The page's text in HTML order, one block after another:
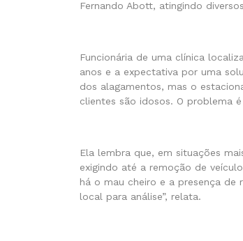
Fernando Abott, atingindo
Funcionária de uma clínica
anos e a expectativa por uma
dos alagamentos, mas o
clientes são idosos. O problema
Ela lembra que, em situações
exigindo até a remoção de
há o mau cheiro e a presença
local para análise”, relata.